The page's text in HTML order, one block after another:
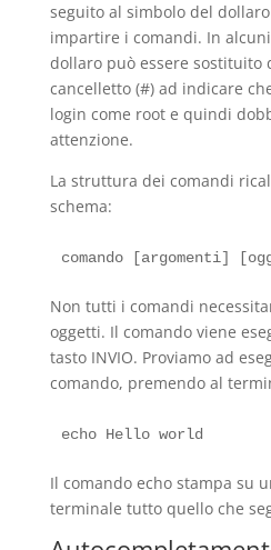
seguito al simbolo del
impartire i comandi. In
dollaro può essere sostituito
cancelletto (#) ad indicare
login come root e quindi
attenzione.
La struttura dei comandi
schema:
Non tutti i comandi
oggetti. Il comando viene
tasto INVIO. Proviamo ad
comando, premendo al
Il comando echo stampa su
terminale tutto quello che